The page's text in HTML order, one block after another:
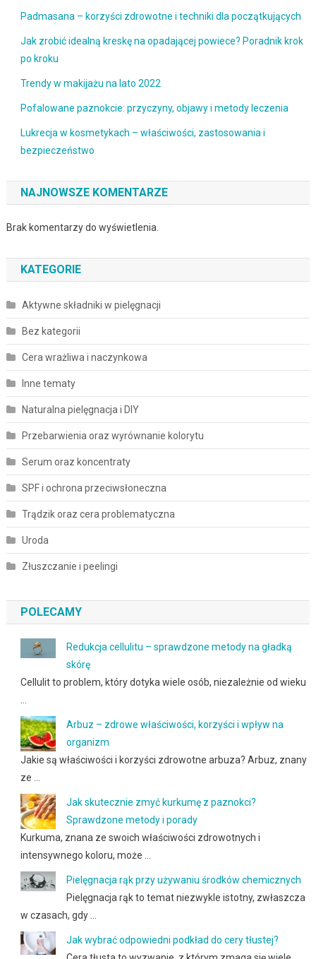
Padmasana – korzyści zdrowotne i techniki dla początkujących
Jak zrobić idealną kreskę na opadającej powiece? Poradnik krok
po kroku
Trendy w makijażu na lato 2022
Pofalowane paznokcie: przyczyny, objawy i metody leczenia
Lukrecja w kosmetykach – właściwości, zastosowania i
bezpieczeństwo
NAJNOWSZE KOMENTARZE
Brak komentarzy do wyświetlenia.
KATEGORIE
Aktywne składniki w pielęgnacji
Bez kategorii
Cera wrażliwa i naczynkowa
Inne tematy
Naturalna pielęgnacja i DIY
Przebarwienia oraz wyrównanie kolorytu
Serum oraz koncentraty
SPF i ochrona przeciwsłoneczna
Trądzik oraz cera problematyczna
Uroda
Złuszczanie i peelingi
POLECAMY
Redukcja cellulitu – sprawdzone metody na gładką
skórę
Cellulit to problem, który dotyka wiele osób, niezależnie od wieku
Arbuz – zdrowe właściwości, korzyści i wpływ na
organizm
Jakie są właściwości i korzyści zdrowotne arbuza? Arbuz, znany
ze …
Jak skutecznie zmyć kurkumę z paznokci?
Sprawdzone metody i porady
Kurkuma, znana ze swoich właściwości zdrowotnych i
intensywnego koloru, może …
Pielęgnacja rąk przy używaniu środków chemicznych
Pielęgnacja rąk to temat niezwykle istotny, zwłaszcza
w czasach, gdy …
Jak wybrać odpowiedni podkład do cery tłustej?